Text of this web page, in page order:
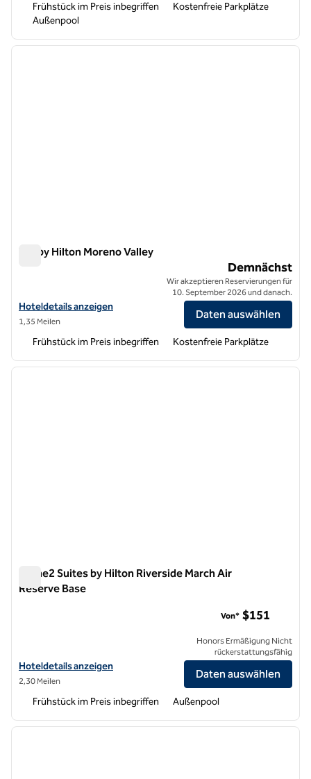
Frühstück im Preis inbegriffen
Kostenfreie Parkplätze
Außenpool
1 von 12
Tru by Hilton Moreno Valley
Hoteldetails für Tru by Hilton Moreno Valley anzeigen
Hoteldetails anzeigen
1,35 Meilen
Demnächst
Wir akzeptieren Reservierungen für
10. September 2026 und danach.
Daten auswählen
Frühstück im Preis inbegriffen Kostenfreie Parkplätze
1 von 12
Home2 Suites by Hilton Riverside March Air
Reserve Base
Hoteldetails für Home2 Suites by Hilton Riverside March Air Reserve
Hoteldetails anzeigen
2,30 Meilen
Von* $151
Honors Ermäßigung Nicht
rückerstattungsfähig
Daten auswählen
Frühstück im Preis inbegriffen Außenpool
1 von 12